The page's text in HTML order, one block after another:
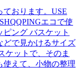
ております。USE
エコで使
ング バスケット
どで見かけるサイズ
ケットで、そのま
使えて、小物の整理